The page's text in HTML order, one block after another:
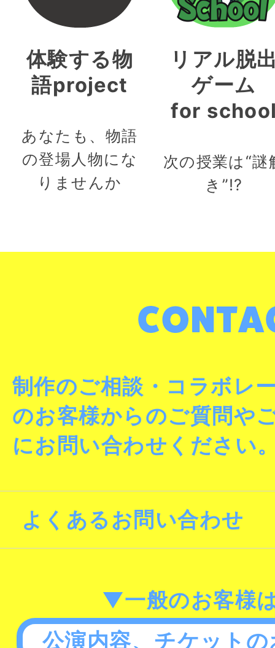
体験する物
語project
あなたも、物語
の登場人物にな
りませんか
リアル脱
ゲーム
for
次の授業は“謎
き”!?
制作のご相談・コラボレ
のお客様からのご質問や
にお問い合わせください
よくあるお問い合わせ
▼一般のお客様
公演内容、チケット